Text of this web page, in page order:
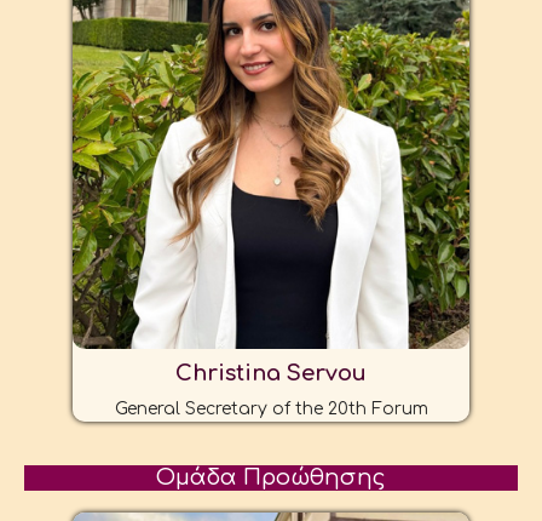
Christina Servou
General Secretary of the 20th Forum
Ομάδα Προώθησης